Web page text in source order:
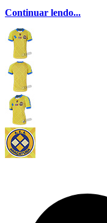
Continuar lendo...